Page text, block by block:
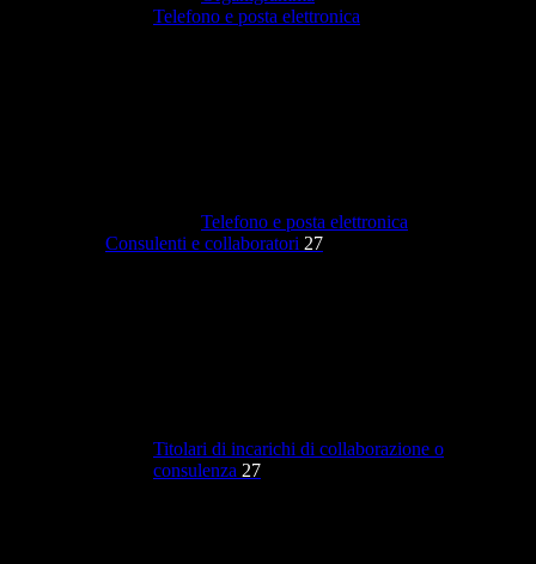
Telefono e posta elettronica
Telefono e posta elettronica
Consulenti e collaboratori 27
Titolari di incarichi di collaborazione o
consulenza 27